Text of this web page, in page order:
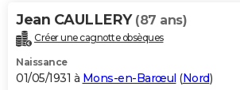
Jean CAULLERY (87 ans)
Créer une cagnotte obsèques
Naissance
01/05/1931 à Mons-en-Barœul (Nord)